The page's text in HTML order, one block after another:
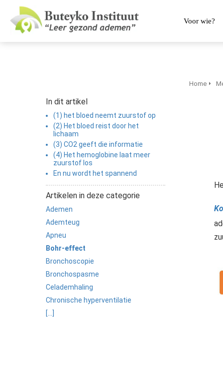
Voor wie?
In dit artikel
(1) het bloed neemt zuurstof op
(2) Het bloed reist door het
lichaam
(3) CO2 geeft die informatie
(4) Het hemoglobine laat meer
zuurstof los
En nu wordt het spannend
Artikelen in deze categorie
Ademen
Ademteug
Apneu
Bohr-effect
Bronchoscopie
Bronchospasme
Celademhaling
Chronische hyperventilatie
[...]
Home